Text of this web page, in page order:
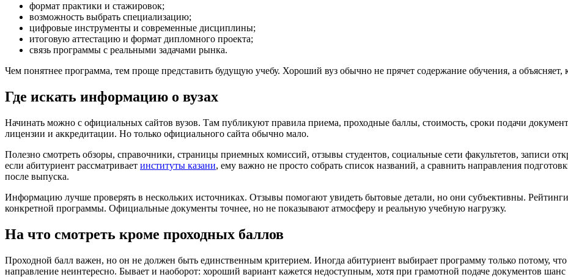
формат практики и стажировок;
возможность выбрать специализацию;
цифровые инструменты и современные дисциплины;
итоговую аттестацию и формат дипломного проекта;
связь программы с реальными задачами рынка.
Чем понятнее программа, тем проще представить будущую учебу. Хороший вуз обычно не прячет содержание обучения, а объясняет,
Где искать информацию о вузах
Начинать можно с официальных сайтов вузов. Там публикуют правила приема, проходные баллы, стоимость, сроки подачи
лицензии и аккредитации. Но только официального сайта обычно мало.
Полезно смотреть обзоры, справочники, страницы приемных комиссий, отзывы студентов, социальные сети факультетов, записи
если абитуриент рассматривает институты казани, ему важно не просто собрать список названий, а сравнить направления
после выпуска.
Информацию лучше проверять в нескольких источниках. Отзывы помогают увидеть бытовые детали, но они субъективны.
конкретной программы. Официальные документы точнее, но не показывают атмосферу и реальную учебную нагрузку.
На что смотреть кроме проходных баллов
Проходной балл важен, но он не должен быть единственным критерием. Иногда абитуриент выбирает программу только потому,
направление неинтересно. Бывает и наоборот: хороший вариант кажется недоступным, хотя при грамотной подаче документов шанс